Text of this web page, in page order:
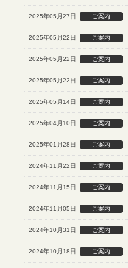
2025年05月27日 ご案内
2025年05月22日 ご案内
2025年05月22日 ご案内
2025年05月22日 ご案内
2025年05月14日 ご案内
2025年04月10日 ご案内
2025年01月28日 ご案内
2024年11月22日 ご案内
2024年11月15日 ご案内
2024年11月05日 ご案内
2024年10月31日 ご案内
2024年10月18日 ご案内